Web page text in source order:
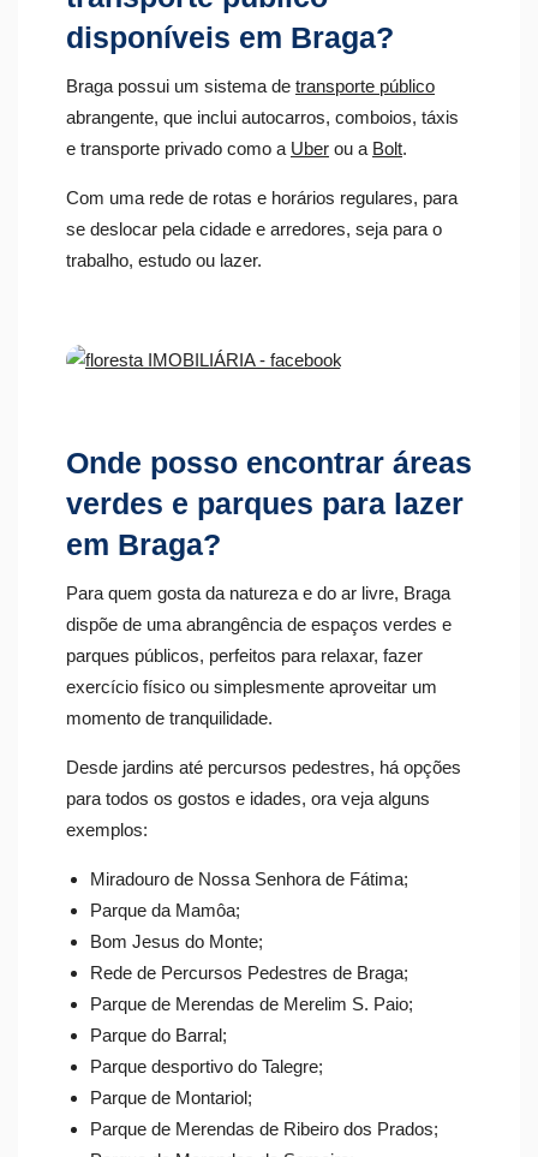
disponíveis em Braga?
Braga possui um sistema de transporte público
abrangente, que inclui autocarros, comboios, táxis
e transporte privado como a Uber ou a Bolt.
Com uma rede de rotas e horários regulares, para
se deslocar pela cidade e arredores, seja para o
trabalho, estudo ou lazer.
Onde posso encontrar áreas
verdes e parques para lazer
em Braga?
Para quem gosta da natureza e do ar livre, Braga
dispõe de uma abrangência de espaços verdes e
parques públicos, perfeitos para relaxar, fazer
exercício físico ou simplesmente aproveitar um
momento de tranquilidade.
Desde jardins até percursos pedestres, há opções
para todos os gostos e idades, ora veja alguns
exemplos:
Miradouro de Nossa Senhora de Fátima;
Parque da Mamôa;
Bom Jesus do Monte;
Rede de Percursos Pedestres de Braga;
Parque de Merendas de Merelim S. Paio;
Parque do Barral;
Parque desportivo do Talegre;
Parque de Montariol;
Parque de Merendas de Ribeiro dos Prados;